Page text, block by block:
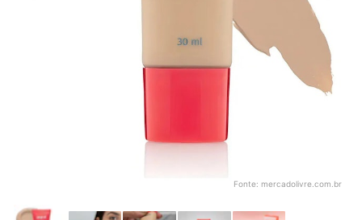
Fonte: mercadolivre.com.br